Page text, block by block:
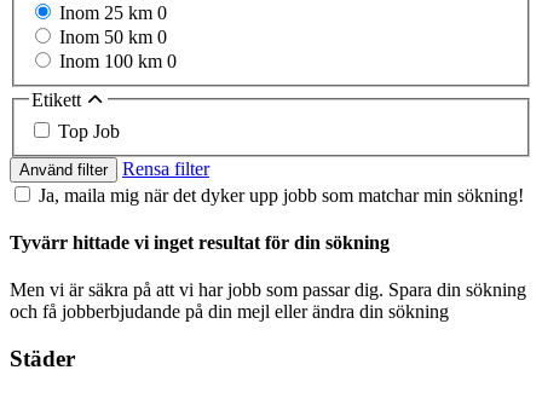
Inom 25 km 0
Inom 50 km 0
Inom 100 km 0
Etikett
Top Job
Använd filter
Rensa filter
Ja, maila mig när det dyker upp jobb som matchar min sökning!
Tyvärr hittade vi inget resultat för din sökning
Men vi är säkra på att vi har jobb som passar dig. Spara din sökning
och få jobberbjudande på din mejl eller ändra din sökning
Städer